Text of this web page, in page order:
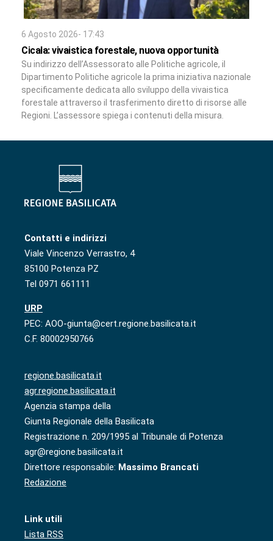
6 Agosto 2026- 17:43
Cicala: vivaistica forestale, nuova opportunità
Su indirizzo dell’Assessorato alle Politiche agricole, il
Dipartimento Politiche agricole la prima iniziativa nazionale
specificamente dedicata allo sviluppo della vivaistica
forestale attraverso il trasferimento diretto di risorse alle
Regioni. L’assessore spiega i contenuti della misura.
Contatti e indirizzi
Viale Vincenzo Verrastro, 4
85100 Potenza PZ
Tel 0971 661111
URP
PEC: AOO-giunta@cert.regione.basilicata.it
C.F. 80002950766
regione.basilicata.it
agr.regione.basilicata.it
Agenzia stampa della
Giunta Regionale della Basilicata
Registrazione n. 209/1995 al Tribunale di Potenza
agr@regione.basilicata.it
Direttore responsabile: Massimo Brancati
Redazione
Link utili
Lista RSS